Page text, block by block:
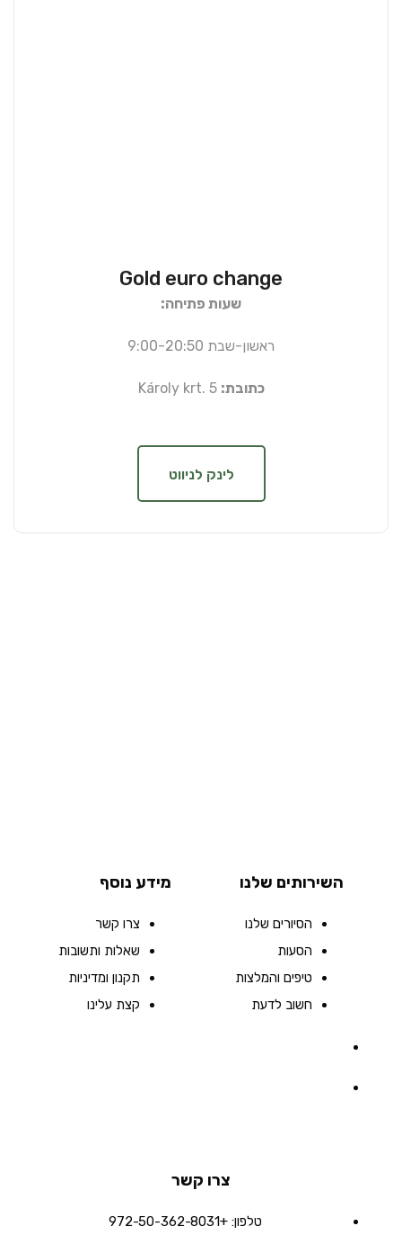
Gold euro change
שעות פתיחה:
ראשון-שבת 9:00-20:50
כתובת: Károly krt. 5
לינק לניווט
השירותים שלנו
הסיורים שלנו
הסעות
טיפים והמלצות
חשוב לדעת
מידע נוסף
צרו קשר
שאלות ותשובות
תקנון ומדיניות
קצת עלינו
צרו קשר
טלפון: +972-50-362-8031